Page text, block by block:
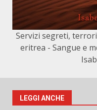
Servizi segreti,
eritrea - Sangue e
LEGGI ANCHE